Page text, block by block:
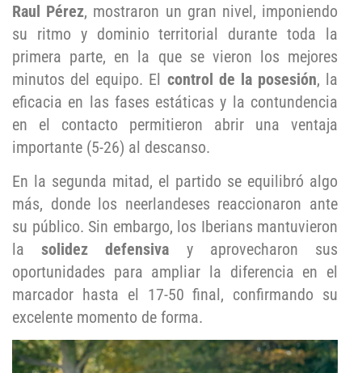
Raul Pérez, mostraron un gran nivel, imponiendo
su ritmo y dominio territorial durante toda la
primera parte, en la que se vieron los mejores
minutos del equipo. El control de la posesión, la
eficacia en las fases estáticas y la contundencia
en el contacto permitieron abrir una ventaja
importante (5-26) al descanso.
En la segunda mitad, el partido se equilibró algo
más, donde los neerlandeses reaccionaron ante
su público. Sin embargo, los Iberians mantuvieron
lasolidez defensiva y aprovecharon sus
oportunidades para ampliar la diferencia en el
marcador hasta el 17-50 final, confirmando su
excelente momento de forma.